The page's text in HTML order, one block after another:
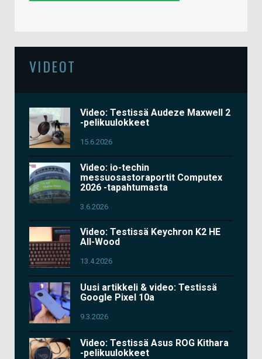
VIDEOT
Video: Testissä Audeze Maxwell 2
-pelikuulokkeet
15.6.2026
Video: io-techin
messuosastoraportit Computex
2026 -tapahtumasta
3.6.2026
Video: Testissä Keychron K2 HE
All-Wood
13.4.2026
Uusi artikkeli & video: Testissä
Google Pixel 10a
9.3.2026
Video: Testissä Asus ROG Kithara
-pelikuulokkeet